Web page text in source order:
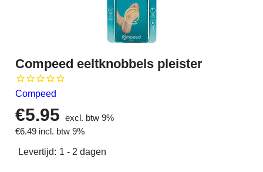
Compeed eeltknobbels pleister
Compeed
€5.95
excl. btw 9%
€6.49 incl. btw 9%
Levertijd: 1 - 2 dagen